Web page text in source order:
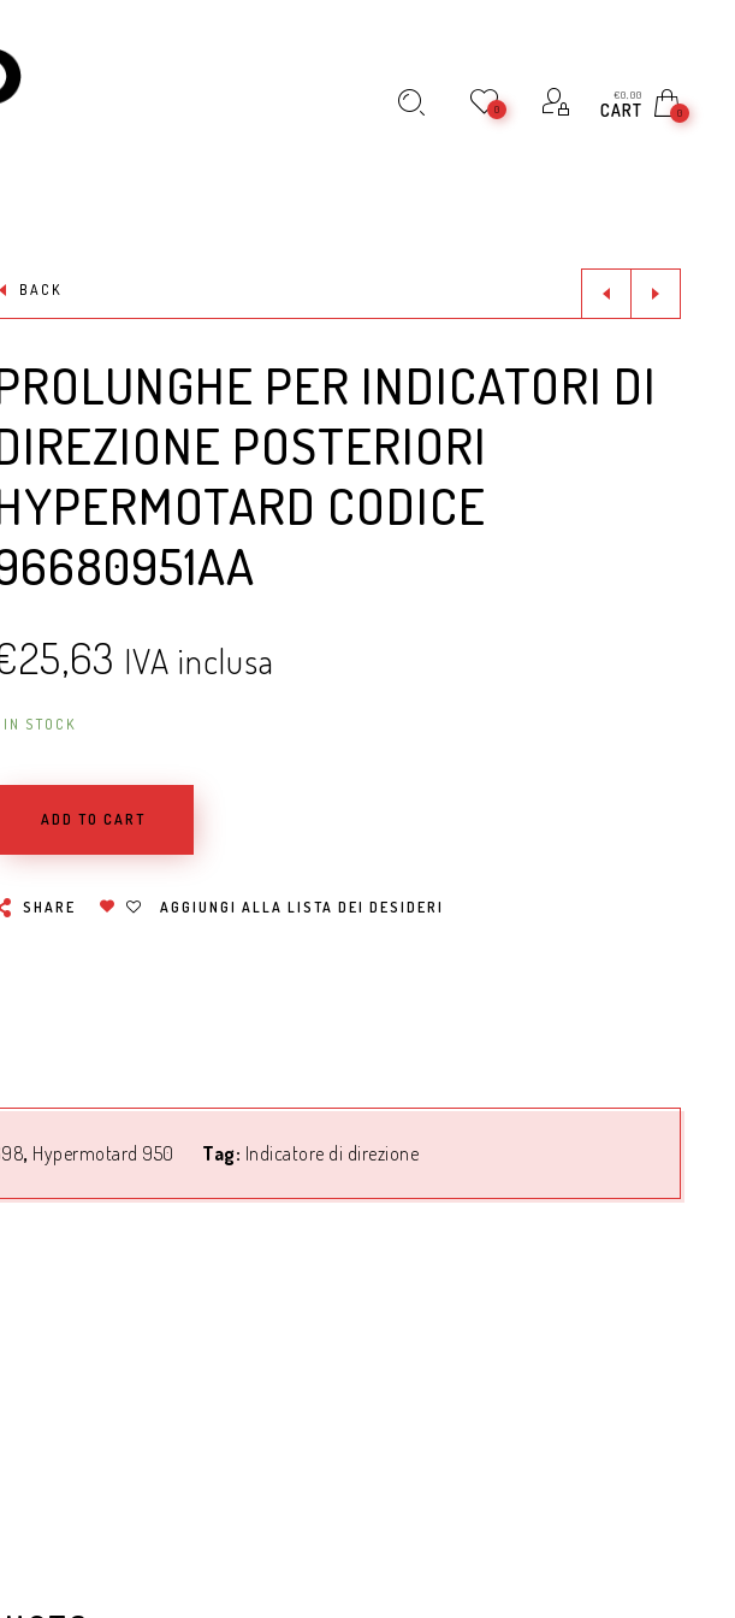
0
€0,00
CART 0
BACK
PER INDICATORI DI
POSTERIORI
CODICE
25,63 IVA inclusa
IN STOCK
ADD TO CART
SHARE AGGIUNGI ALLA LISTA DEI DESIDERI
, Hypermotard 950 Tag: Indicatore di direzione